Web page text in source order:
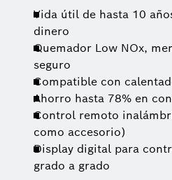
Vida útil de hasta 10
dinero
Quemador Low NOx,
seguro
Compatible con
Ahorro hasta 78% en
Control remoto
como accesorio)
Display digital para
grado a grado